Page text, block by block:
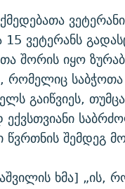
15 ვეტერანს
შორის იყო ზურაბ
საბჭოთა
გაიწვიეს,
შემდეგ
ხმა] „ის,